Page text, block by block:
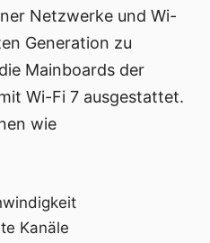
Netzwerke und Wi-
Generation zu
Mainboards der
Wi-Fi 7 ausgestattet.
wie
Kanäle